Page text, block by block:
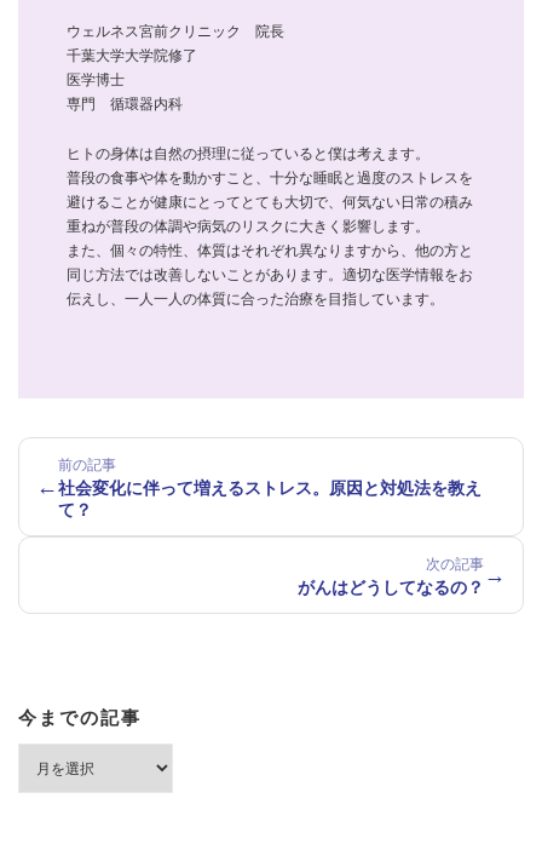
ウェルネス宮前クリニック 院長
千葉大学大学院修了
医学博士
専門 循環器内科
ヒトの身体は自然の摂理に従っていると僕は考えます。
普段の食事や体を動かすこと、十分な睡眠と過度のストレスを
避けることが健康にとってとても大切で、何気ない日常の積み
重ねが普段の体調や病気のリスクに大きく影響します。
また、個々の特性、体質はそれぞれ異なりますから、他の方と
同じ方法では改善しないことがあります。適切な医学情報をお
伝えし、一人一人の体質に合った治療を目指しています。
←
前の記事
社会変化に伴って増えるストレス。原因と対処法を教え
て？
次の記事
がんはどうしてなるの？ →
今までの記事